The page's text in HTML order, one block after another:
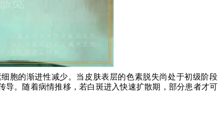
胞的渐进性减少。当皮肤表层的色素脱失尚处于初级阶段
。随着病情推移，若白斑进入快速扩散期，部分患者才可